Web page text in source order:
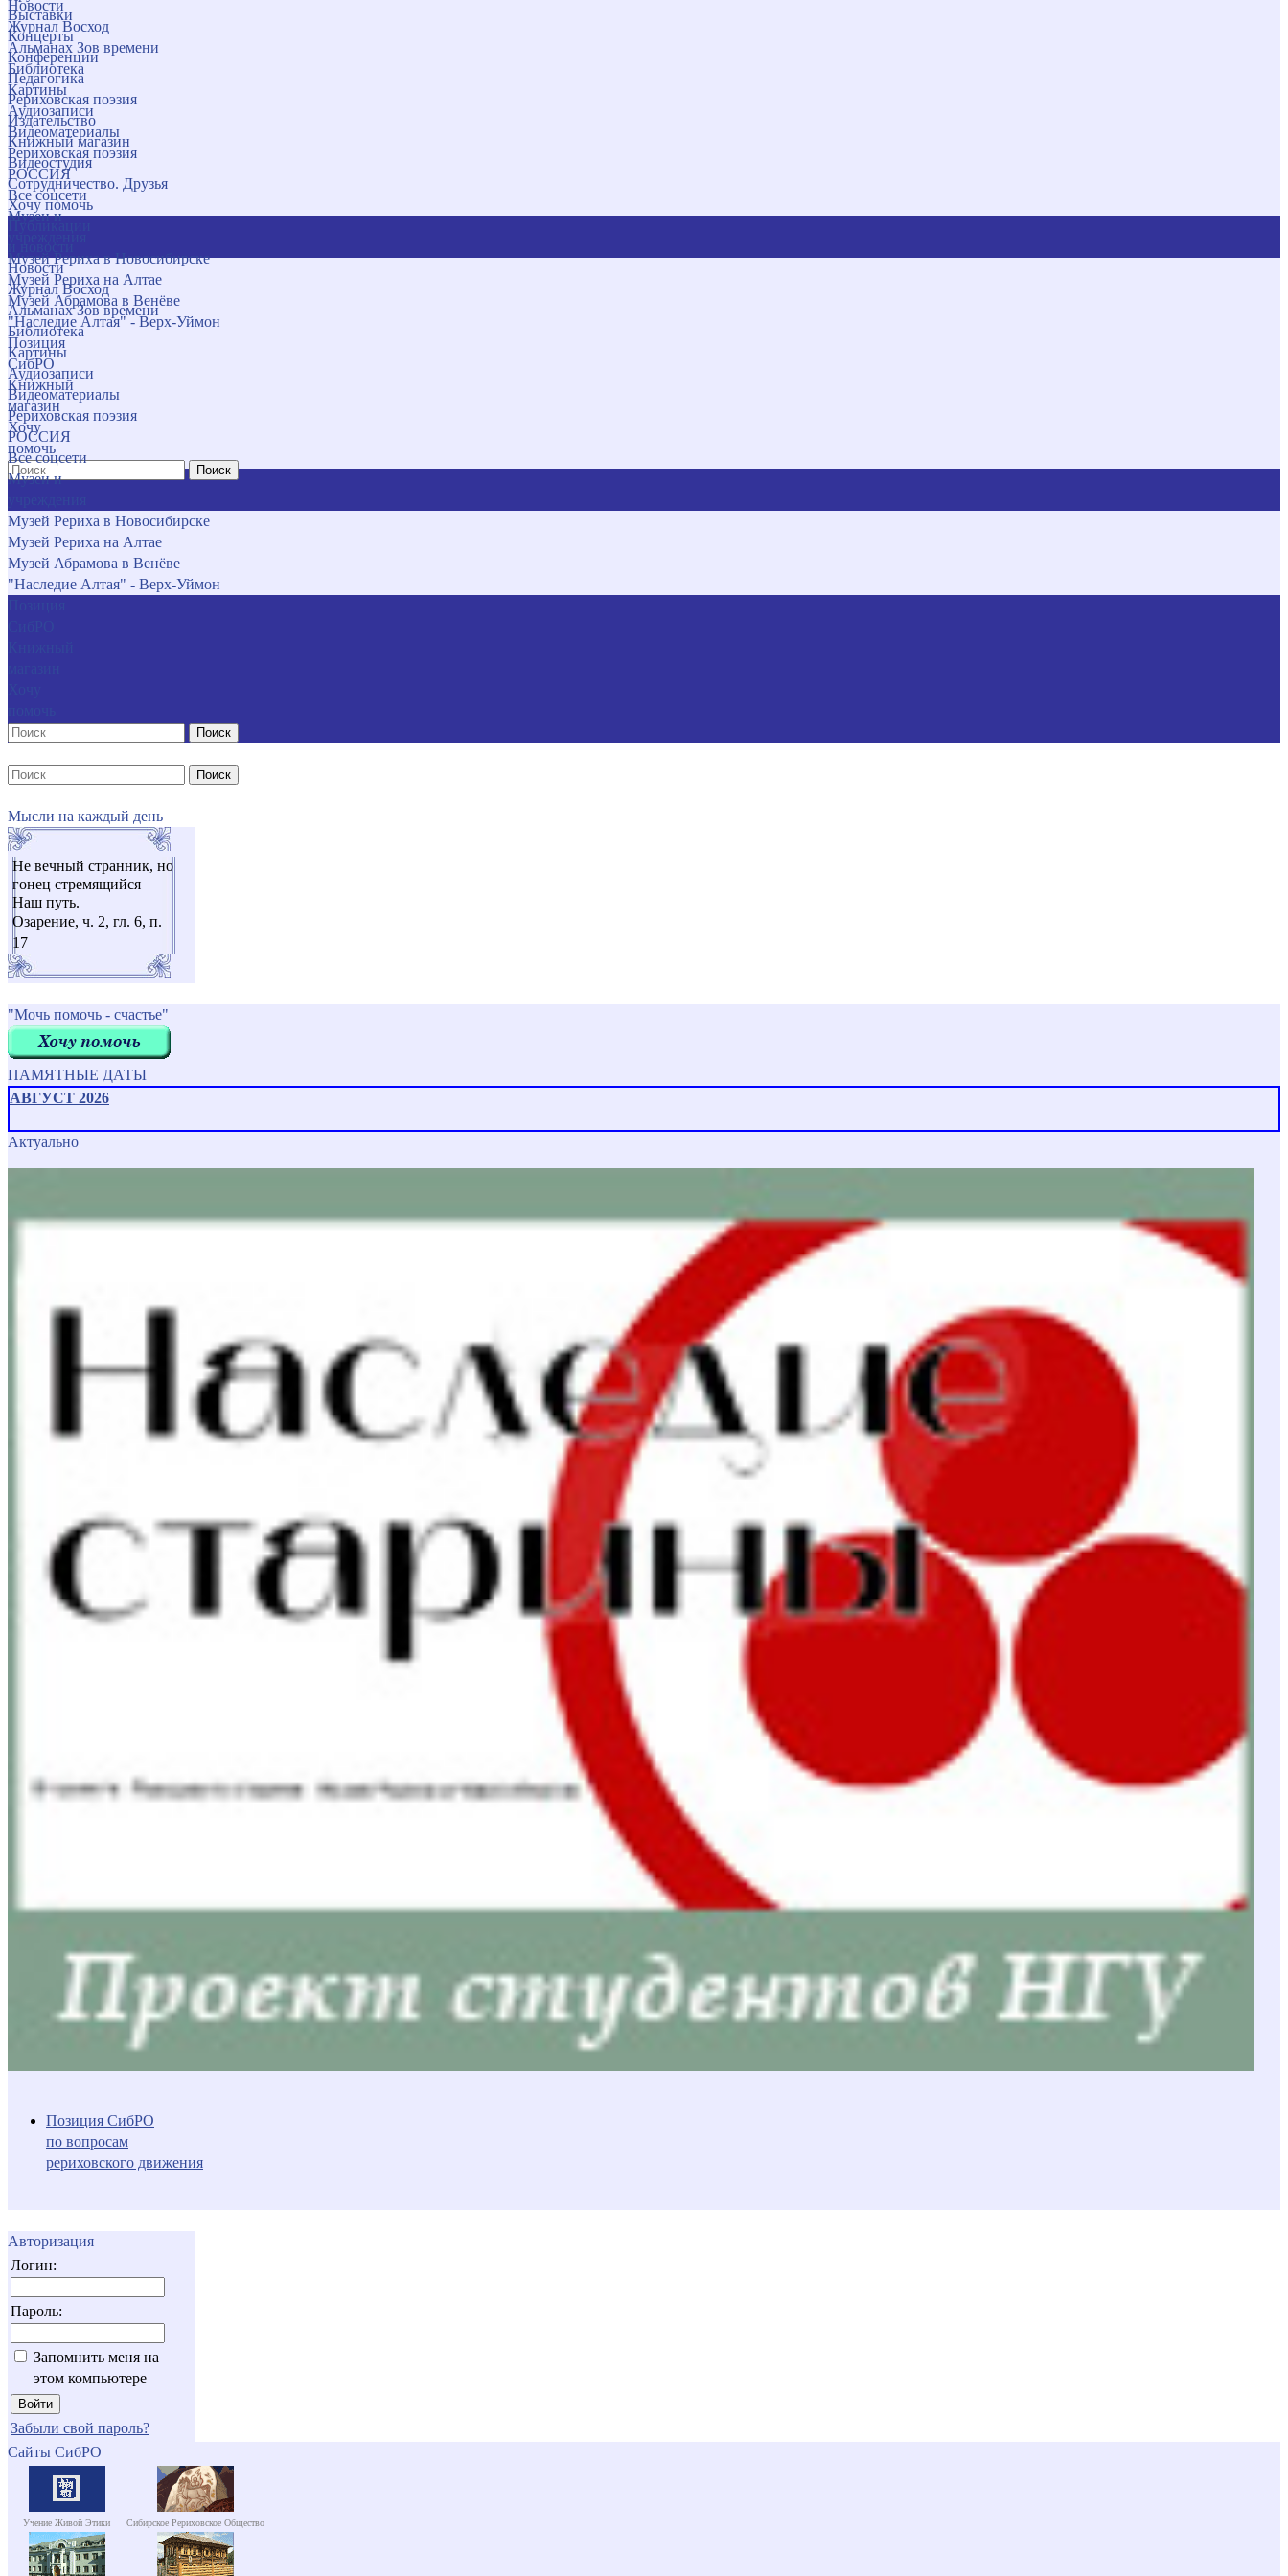
Новости
Журнал Восход
Альманах Зов времени
Библиотека
Картины
Аудиозаписи
Видеоматериалы
Рериховская поэзия
РОССИЯ
Все соцсети
Музеи и
Музей Рериха в Новосибирске
Музей Рериха на Алтае
Музей Абрамова в Венёве
"Наследие Алтая" - Верх-Уймон
Позиция
СибРО
Книжный
магазин
Хочу
помочь
Поиск
Выставки
Концерты
Конференции
Педагогика
Рериховская поэзия
Издательство
Книжный магазин
Видеостудия
Сотрудничество. Друзья
Хочу помочь
Новости
Журнал Восход
Альманах Зов времени
Библиотека
Картины
Аудиозаписи
Видеоматериалы
Рериховская поэзия
РОССИЯ
Все соцсети
Музеи и
Музей Рериха в Новосибирске
Музей Рериха на Алтае
Музей Абрамова в Венёве
"Наследие Алтая" - Верх-Уймон
Поиск
Поиск
Мысли на каждый день
Не вечный странник, но
гонец стремящийся –
Наш путь.
Озарение, ч. 2, гл. 6, п.
17
"Мочь помочь - счастье"
ПАМЯТНЫЕ ДАТЫ
АВГУСТ 2026
Актуально
Позиция СибРО
по вопросам
рериховского движения
Авторизация
Логин:
Пароль:
Запомнить меня на
этом компьютере
Забыли свой пароль?
Сайты СибРО
Учение Живой Этики Сибирское Рериховское Общество